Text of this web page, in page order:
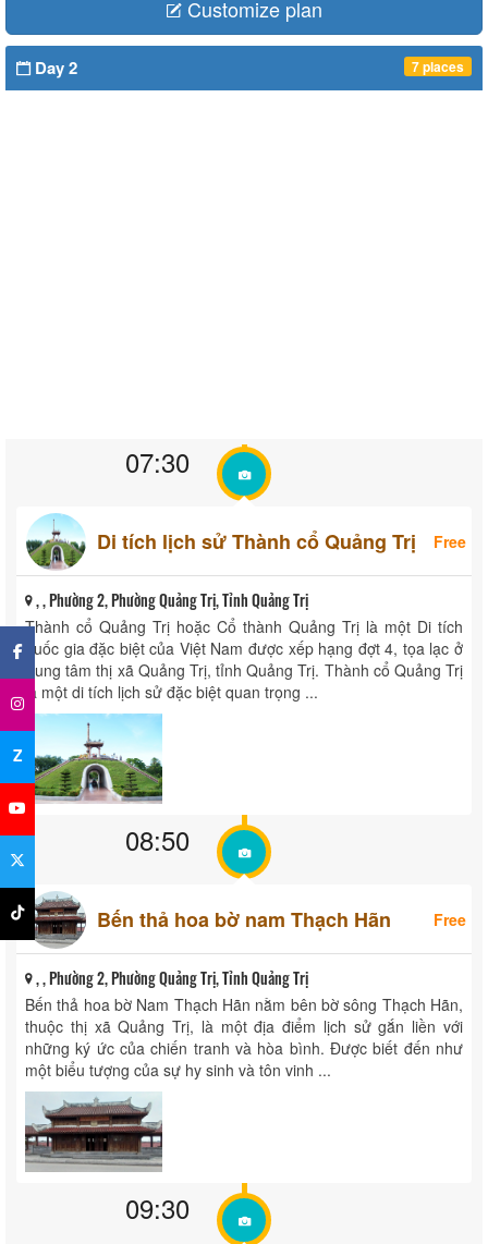
Customize plan
Day 2 7 places
07:30
Di tích lịch sử Thành cổ Quảng Trị Free
, , Phường 2, Phường Quảng Trị, Tỉnh Quảng Trị
Thành cổ Quảng Trị hoặc Cổ thành Quảng Trị là một Di tích
quốc gia đặc biệt của Việt Nam được xếp hạng đợt 4, tọa lạc ở
trung tâm thị xã Quảng Trị, tỉnh Quảng Trị. Thành cổ Quảng Trị
là một di tích lịch sử đặc biệt quan trọng ...
08:50
Bến thả hoa bờ nam Thạch Hãn Free
, , Phường 2, Phường Quảng Trị, Tỉnh Quảng Trị
Bến thả hoa bờ Nam Thạch Hãn nằm bên bờ sông Thạch Hãn,
thuộc thị xã Quảng Trị, là một địa điểm lịch sử gắn liền với
những ký ức của chiến tranh và hòa bình. Được biết đến như
một biểu tượng của sự hy sinh và tôn vinh ...
09:30
×
Z